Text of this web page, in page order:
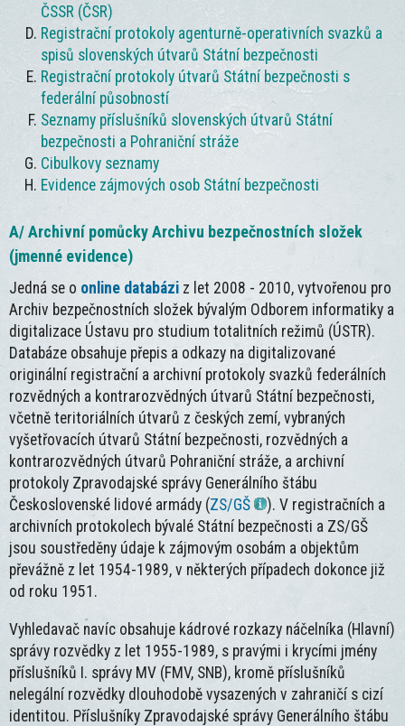
ČSSR (ČSR)
Registrační protokoly agenturně-operativních svazků a
spisů slovenských útvarů Státní bezpečnosti
Registrační protokoly útvarů Státní bezpečnosti s
federální působností
Seznamy příslušníků slovenských útvarů Státní
bezpečnosti a Pohraniční stráže
Cibulkovy seznamy
Evidence zájmových osob Státní bezpečnosti
A/ Archivní pomůcky Archivu bezpečnostních složek
(jmenné evidence)
Jedná se o online databázi z let 2008 - 2010, vytvořenou pro
Archiv bezpečnostních složek bývalým Odborem informatiky a
digitalizace Ústavu pro studium totalitních režimů (ÚSTR).
Databáze obsahuje přepis a odkazy na digitalizované
originální registrační a archivní protokoly svazků federálních
rozvědných a kontrarozvědných útvarů Státní bezpečnosti,
včetně teritoriálních útvarů z českých zemí, vybraných
vyšetřovacích útvarů Státní bezpečnosti, rozvědných a
kontrarozvědných útvarů Pohraniční stráže, a archivní
protokoly Zpravodajské správy Generálního štábu
Československé lidové armády (ZS/GŠ
). V registračních a
archivních protokolech bývalé Státní bezpečnosti a ZS/GŠ
jsou soustředěny údaje k zájmovým osobám a objektům
převážně z let 1954-1989, v některých případech dokonce již
od roku 1951.
Vyhledavač navíc obsahuje kádrové rozkazy náčelníka (Hlavní)
správy rozvědky z let 1955-1989, s pravými i krycími jmény
příslušníků I. správy MV (FMV, SNB), kromě příslušníků
nelegální rozvědky dlouhodobě vysazených v zahraničí s cizí
identitou. Příslušníky Zpravodajské správy Generálního štábu